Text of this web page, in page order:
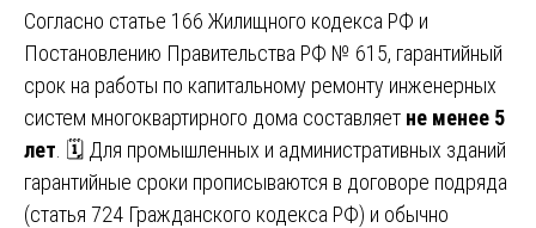
Согласно статье 166 Жилищного кодекса РФ и
Постановлению Правительства РФ № 615, гарантийный
срок на работы по капитальному ремонту инженерных
систем многоквартирного дома составляет не менее 5
лет . 🗓️ Для промышленных и административных зданий
гарантийные сроки прописываются в договоре подряда
(статья 724 Гражданского кодекса РФ) и обычно